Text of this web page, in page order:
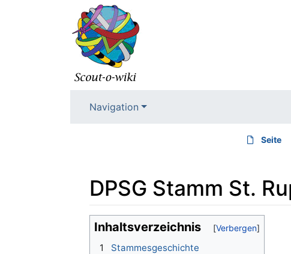
Navigation
Seite
DPSG Stamm St.
Wechseln zu: Navigation
Inhaltsverzeichnis
1
Stammesgeschichte